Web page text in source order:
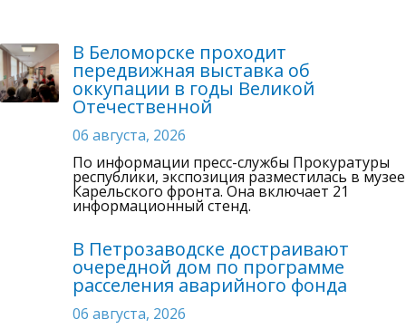
В Беломорске проходит
передвижная выставка об
оккупации в годы Великой
Отечественной
06 августа, 2026
По информации пресс-службы Прокуратуры
республики, экспозиция разместилась в музее
Карельского фронта. Она включает 21
информационный стенд.
В Петрозаводске достраивают
очередной дом по программе
расселения аварийного фонда
06 августа, 2026